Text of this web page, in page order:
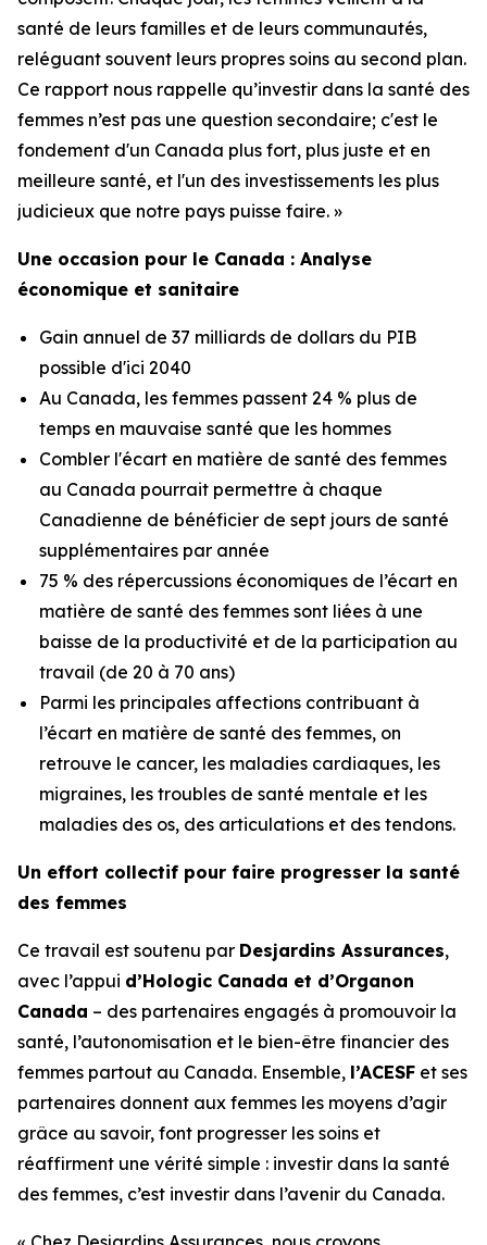
santé de leurs familles et de leurs communautés,
reléguant souvent leurs propres soins au second plan.
Ce rapport nous rappelle qu’investir dans la santé des
femmes n’est pas une question secondaire; c'est le
fondement d'un Canada plus fort, plus juste et en
meilleure santé, et l'un des investissements les plus
judicieux que notre pays puisse faire. »
Une occasion pour le Canada : Analyse
économique et sanitaire
Gain annuel de 37 milliards de dollars du PIB
possible d'ici 2040
Au Canada, les femmes passent 24 % plus de
temps en mauvaise santé que les hommes
Combler l'écart en matière de santé des femmes
au Canada pourrait permettre à chaque
Canadienne de bénéficier de sept jours de santé
supplémentaires par année
75 % des répercussions économiques de l’écart en
matière de santé des femmes sont liées à une
baisse de la productivité et de la participation au
travail (de 20 à 70 ans)
Parmi les principales affections contribuant à
l’écart en matière de santé des femmes, on
retrouve le cancer, les maladies cardiaques, les
migraines, les troubles de santé mentale et les
maladies des os, des articulations et des tendons.
Un effort collectif pour faire progresser la santé
des femmes
Ce travail est soutenu par Desjardins Assurances,
avec l’appui d’Hologic Canada et d’Organon
Canada – des partenaires engagés à promouvoir la
santé, l’autonomisation et le bien-être financier des
femmes partout au Canada. Ensemble, l’ACESF et ses
partenaires donnent aux femmes les moyens d’agir
grâce au savoir, font progresser les soins et
réaffirment une vérité simple : investir dans la santé
des femmes, c’est investir dans l’avenir du Canada.